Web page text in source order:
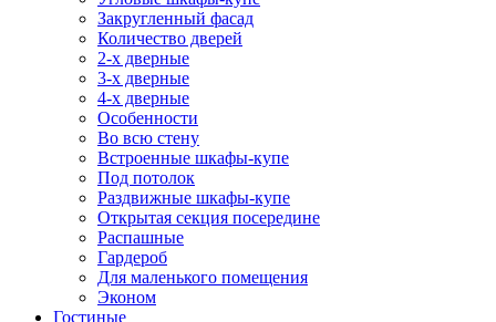
Закругленный фасад
Количество дверей
2-х дверные
3-х дверные
4-х дверные
Особенности
Во всю стену
Встроенные шкафы-купе
Под потолок
Раздвижные шкафы-купе
Открытая секция посередине
Распашные
Гардероб
Для маленького помещения
Эконом
Гостиные